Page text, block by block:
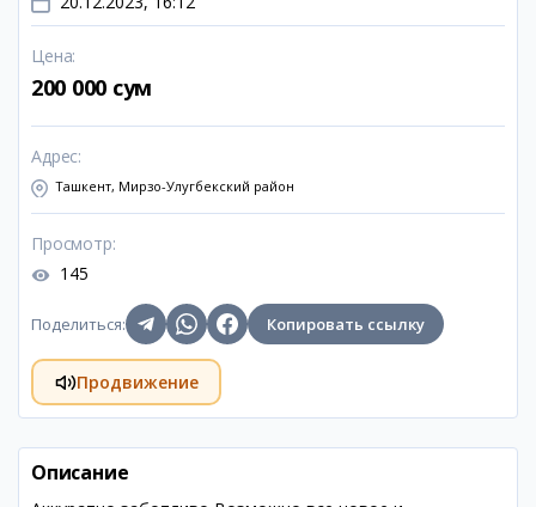
Цена:
200 000 сум
Адрес:
Ташкент, Мирзо-Улугбекский район
Просмотр:
145
Поделиться: Копировать ссылку
Продвижение
Описание